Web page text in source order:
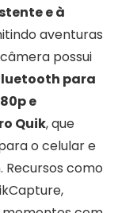
e à
aventuras
possui
para
e
Quik, que
o celular e
Recursos como